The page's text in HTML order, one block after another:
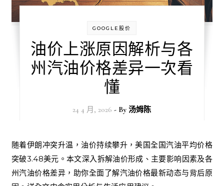
GOOGLE股价
油价上涨原因解析与各
州汽油价格差异一次看
懂
24 4 月, 2026 - By汤姆陈
随着伊朗冲突升温，油价持续攀升，美国全国汽油平均价格
突破3.48美元。本文深入拆解油价形成、主要影响因素及各
州汽油价格差异，助你全面了解汽油价格最新动态与背后原